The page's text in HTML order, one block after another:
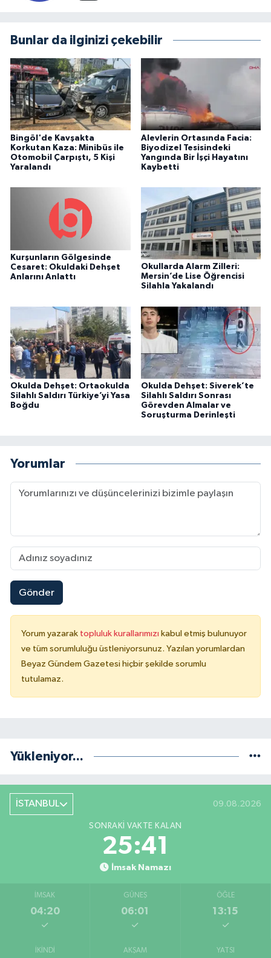
Bunlar da ilginizi çekebilir
Bingöl'de Kavşakta
Korkutan Kaza: Minibüs ile
Otomobil Çarpıştı, 5 Kişi
Yaralandı
Alevlerin Ortasında Facia:
Biyodizel Tesisindeki
Yangında Bir İşçi Hayatını
Kaybetti
Kurşunların Gölgesinde
Cesaret: Okuldaki Dehşet
Anlarını Anlattı
Okullarda Alarm Zilleri:
Mersin’de Lise Öğrencisi
Silahla Yakalandı
Okulda Dehşet: Ortaokulda
Silahlı Saldırı Türkiye’yi Yasa
Boğdu
Okulda Dehşet: Siverek’te
Silahlı Saldırı Sonrası
Görevden Almalar ve
Soruşturma Derinleşti
Yorumlar
Gönder
Yorum yazarak topluluk kurallarımızı kabul etmiş bulunuyor
ve tüm sorumluluğu üstleniyorsunuz. Yazılan yorumlardan
Beyaz Gündem Gazetesi hiçbir şekilde sorumlu
tutulamaz.
Yükleniyor...
İSTANBUL 09.08.2026
SONRAKI VAKTE KALAN
25:41
İmsak Namazı
İMSAK
04:20
GÜNEŞ
06:01
ÖĞLE
13:15
İKINDI AKŞAM YATSI